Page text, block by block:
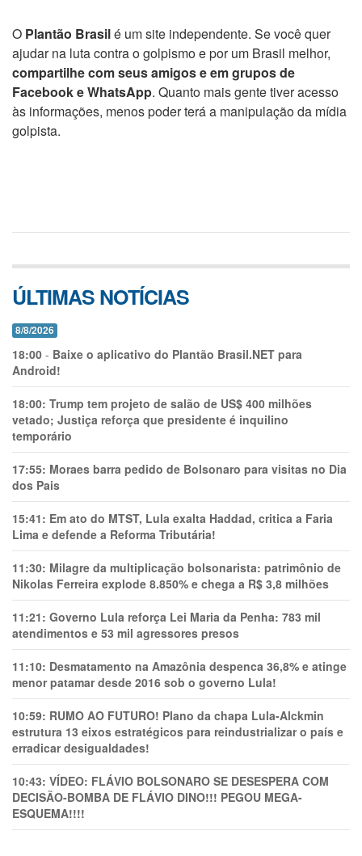
O Plantão Brasilé um site independente. Se você quer
ajudar na luta contra o golpismo e por um Brasil melhor,
compartilhe com seus amigos e em grupos de
Facebook e WhatsApp. Quanto mais gente tiver acesso
às informações, menos poder terá a manipulação da mídia
golpista.
ÚLTIMAS NOTÍCIAS
8/8/2026
18:00 - Baixe o aplicativo do Plantão Brasil.NET para
Android!
18:00: Trump tem projeto de salão de US$ 400 milhões
vetado; Justiça reforça que presidente é inquilino
temporário
17:55: Moraes barra pedido de Bolsonaro para visitas no Dia
dos Pais
15:41: Em ato do MTST, Lula exalta Haddad, critica a Faria
Lima e defende a Reforma Tributária!
11:30: Milagre da multiplicação bolsonarista: patrimônio de
Nikolas Ferreira explode 8.850% e chega a R$ 3,8 milhões
11:21: Governo Lula reforça Lei Maria da Penha: 783 mil
atendimentos e 53 mil agressores presos
11:10: Desmatamento na Amazônia despenca 36,8% e atinge
menor patamar desde 2016 sob o governo Lula!
10:59: RUMO AO FUTURO! Plano da chapa Lula-Alckmin
estrutura 13 eixos estratégicos para reindustrializar o país e
erradicar desigualdades!
10:43: VÍDEO: FLÁVIO BOLSONARO SE DESESPERA COM
DECISÃO-BOMBA DE FLÁVIO DINO!!! PEGOU MEGA-
ESQUEMA!!!!